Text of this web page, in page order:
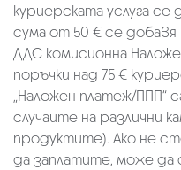
куриерската услуга се
сума от 50 € се добавя
ДДС комисионна
поръчки над 75 €
„Наложен платеж/ППП“
случаите на различни
продуктите). Ако не
да заплатите, може